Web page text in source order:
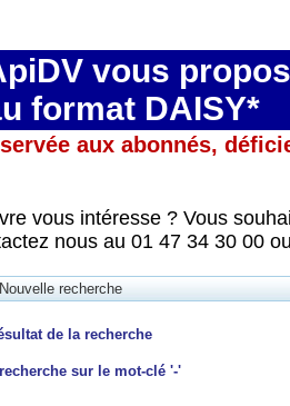
vous
format DAISY*
aux abonnés,
vous intéresse ? Vous
nous au 01 47 34 30 00
Nouvelle recherche
de la recherche
recherche sur le mot-clé '-'